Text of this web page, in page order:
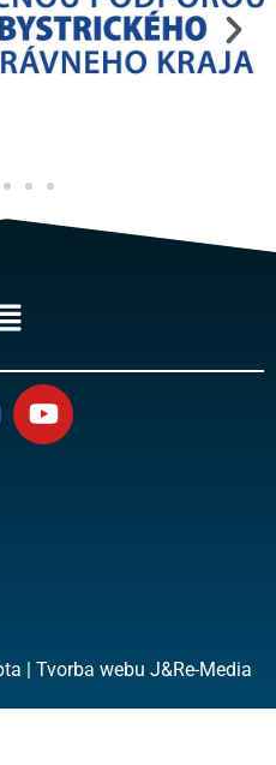
| Tvorba webu J&Re-Media